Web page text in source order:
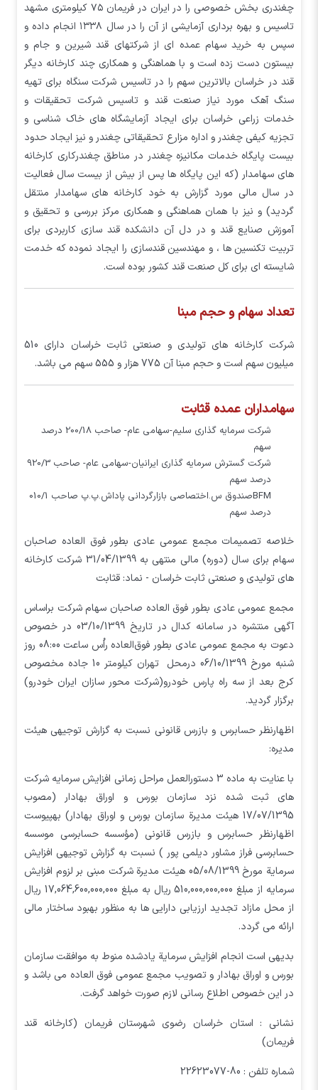
چغندری بخش خصوصی را در ایران در فریمان ۷۵ کیلومتری مشهد
تاسیس و بهره برداری آزمایشی از آن را در سال ۱۳۳۸ انجام داده و
سپس به خرید سهام عمده ای از شرکتهای قند شیرین و جام و
بیستون دست زده است و با هماهنگی و همکاری چند کارخانه دیگر
قند در خراسان بالاترین سهم را در تاسیس شرکت سنگاه برای تهیه
سنگ آهک مورد نیاز صنعت قند و تاسیس شرکت تحقیقات و
خدمات زراعی خراسان برای ایجاد آزمایشگاه های خاک شناسی و
تجزیه کیفی چغندر و اداره مزارع تحقیقاتی چغندر و نیز ایجاد حدود
بیست پایگاه خدمات مکانیزه چغندر در مناطق چغندرکاری کارخانه
های سهامدار (که این پایگاه ها پس از بیش از بیست سال فعالیت
در سال مالی مورد گزارش به خود کارخانه های سهامدار منتقل
گردید) و نیز با همان هماهنگی و همکاری مرکز بررسی و تحقیق و
آموزش صنایع قند و در دل آن دانشکده قند سازی کاربردی برای
تربیت تکنسین ها ، و مهندسین قندسازی را ایجاد نموده که خدمت
شایسته ای برای کل صنعت قند کشور بوده است.
تعداد سهام و حجم مبنا
شرکت کارخانه های تولیدی و صنعتی ثابت خراسان دارای 510
میلیون سهم است و حجم مبنا آن 775 هزار و 555 سهم می باشد.
سهامداران عمده قثابت
شركت سرمايه گذاري سليم-سهامي عام- صاحب 200/18 درصد
سهم
شركت گسترش سرمايه گذاري ايرانيان-سهامي عام- صاحب 920/3
درصد سهم
BFMصندوق س.اختصاصي بازارگرداني پاداش.پ.پ صاحب 010/1
درصد سهم
خلاصه تصمیمات مجمع عمومي عادي بطور فوق العاده صاحبان
سهام برای سال (دوره) مالی منتهی به 31/04/1399 شرکت کارخانه
هاي توليدي و صنعتي ثابت خراسان - نماد: قثابت
مجمع عمومي عادي بطور فوق العاده صاحبان سهام شرکت براساس
آگهی منتشره در سامانه کدال در تاریخ 03/10/1399 در خصوص
دعوت به مجمع عمومی عادی بطور فوق‌العاده راُس ساعت 08:00 روز
شنبه مورخ 06/10/1399 درمحل تهران کيلومتر 10 جاده مخصوص
کرج بعد از سه راه پارس خودرو(شرکت محور سازان ايران خودرو)
برگزار گردید.
اظهارنظر حسابرس و بازرس قانونی نسبت به گزارش توجیهی هیئت
مدیره:
با عنایت به ماده 3 دستورالعمل مراحل زمانی افزایش سرمایه شرکت
های ثبت شده نزد سازمان بورس و اوراق بهادار (مصوب
17/07/1395 هیئت مدیرة سازمان بورس و اوراق بهادار) بهپیوست
اظهارنظر حسابرس و بازرس قانونی (مؤسسه حسابرسی موسسه
حسابرسي فراز مشاور ديلمي پور ) نسبت به گزارش توجیهی افزایش
سرمایة مورخ 05/08/1399 هیئت مدیرة شرکت مبنی بر لزوم افزایش
سرمایه از مبلغ 510,000,000,000 ریال به مبلغ 17,064,600,000,000 ریال
از محل مازاد تجدید ارزیابی دارایی ها به منظور بهبود ساختار مالي
ارائه می گردد.
بدیهی است انجام افزایش سرمایة یادشده منوط به موافقت سازمان
بورس و اوراق بهادار و تصویب مجمع عمومی فوق العاده می باشد و
در این خصوص اطلاع رسانی لازم صورت خواهد گرفت.
نشانی : استان خراسان رضوی شهرستان فریمان (کارخانه قند
فریمان)
شماره تلفن : 80-22623077